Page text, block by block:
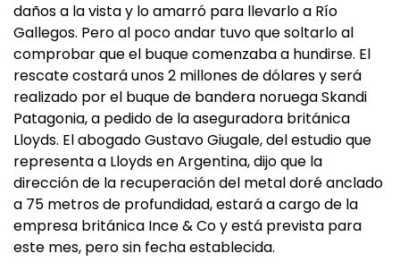
daños a la vista y lo amarró para llevarlo a Río
Gallegos. Pero al poco andar tuvo que soltarlo al
comprobar que el buque comenzaba a hundirse. El
rescate costará unos 2 millones de dólares y será
realizado por el buque de bandera noruega Skandi
Patagonia, a pedido de la aseguradora británica
Lloyds. El abogado Gustavo Giugale, del estudio que
representa a Lloyds en Argentina, dijo que la
dirección de la recuperación del metal doré anclado
a 75 metros de profundidad, estará a cargo de la
empresa británica Ince & Co y está prevista para
este mes, pero sin fecha establecida.